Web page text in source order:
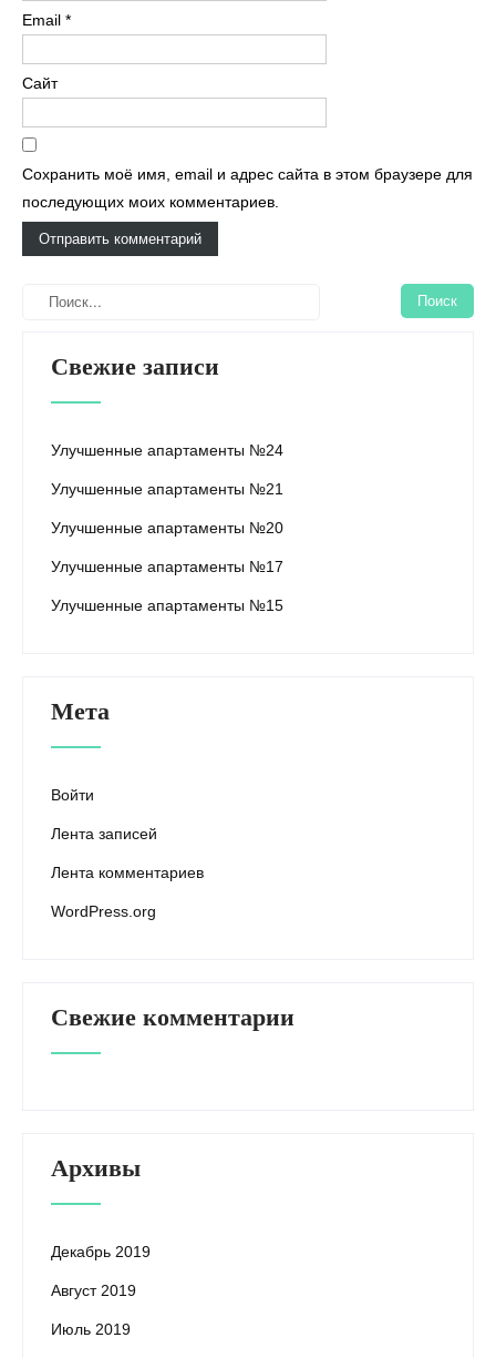
Email *
Сайт
Сохранить моё имя, email и адрес сайта в этом браузере для
последующих моих комментариев.
Свежие записи
Улучшенные апартаменты №24
Улучшенные апартаменты №21
Улучшенные апартаменты №20
Улучшенные апартаменты №17
Улучшенные апартаменты №15
Мета
Войти
Лента записей
Лента комментариев
WordPress.org
Свежие комментарии
Архивы
Декабрь 2019
Август 2019
Июль 2019